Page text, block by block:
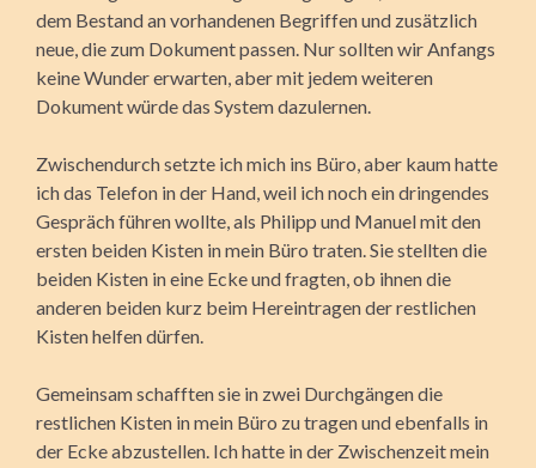
dem Bestand an vorhandenen Begriffen und zusätzlich
neue, die zum Dokument passen. Nur sollten wir Anfangs
keine Wunder erwarten, aber mit jedem weiteren
Dokument würde das System dazulernen.
Zwischendurch setzte ich mich ins Büro, aber kaum hatte
ich das Telefon in der Hand, weil ich noch ein dringendes
Gespräch führen wollte, als Philipp und Manuel mit den
ersten beiden Kisten in mein Büro traten. Sie stellten die
beiden Kisten in eine Ecke und fragten, ob ihnen die
anderen beiden kurz beim Hereintragen der restlichen
Kisten helfen dürfen.
Gemeinsam schafften sie in zwei Durchgängen die
restlichen Kisten in mein Büro zu tragen und ebenfalls in
der Ecke abzustellen. Ich hatte in der Zwischen­zeit mein